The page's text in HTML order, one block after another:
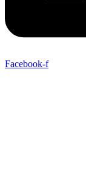
Facebook-f